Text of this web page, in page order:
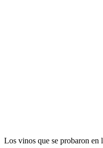
Los vinos que se probaron en